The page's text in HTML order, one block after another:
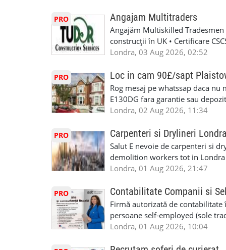
PRO Angajam Multitraders
Angajăm Multiskilled
construcții în UK • Certificare
specializate (căutăm
interioare • Permis de
(reprezintă un avantaj
performanță • £200 – £250 pe
posibilități reale de avansare •
oră pauză de masă) •
Londra, 03 Aug 2026, 02:52
PRO Loc in cam 90£/sapt
Rog mesaj pe whatssap daca nu
E130DG fara garantie sau
fiecare pat beneficiaza de dulap
saptaminal fara garantie sau
de 1/sapt) -tel- 07440366084
Londra, 02 Aug 2026, 11:34
PRO Carpenteri si Drylineri Londra
Salut E nevoie de carpenteri si
demolition workers tot in
Londra, 01 Aug 2026, 21:47
PRO Contabilitate Companii si
Firmă autorizată de contabilitate
persoane self-employed (sole
închiriate (landlords) Serviciile
Londra, 01 Aug 2026, 10:04